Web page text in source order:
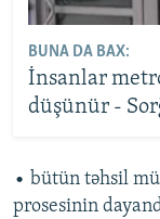
BUNA DA BAX:
İnsanlar
düşünür -
• bütün təhsil
prosesinin